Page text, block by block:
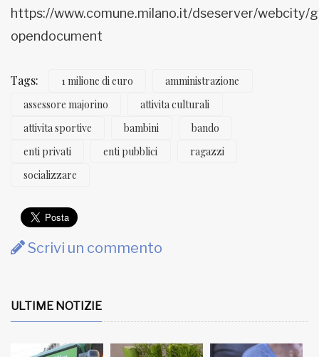
https://www.comune.milano.it/dseserver/webcity/
opendocument
Tags: 1 milione di euro
amministrazione
assessore majorino
attivita culturali
attivita sportive
bambini
bando
enti privati
enti pubblici
ragazzi
socializzare
Scrivi un commento
ULTIME NOTIZIE